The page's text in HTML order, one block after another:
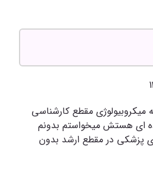
مقطع کارشناسی
هم ۱۷ و خورده ای هستش میخواستم بدونم
پزشکی در مقطع ارشد بدون